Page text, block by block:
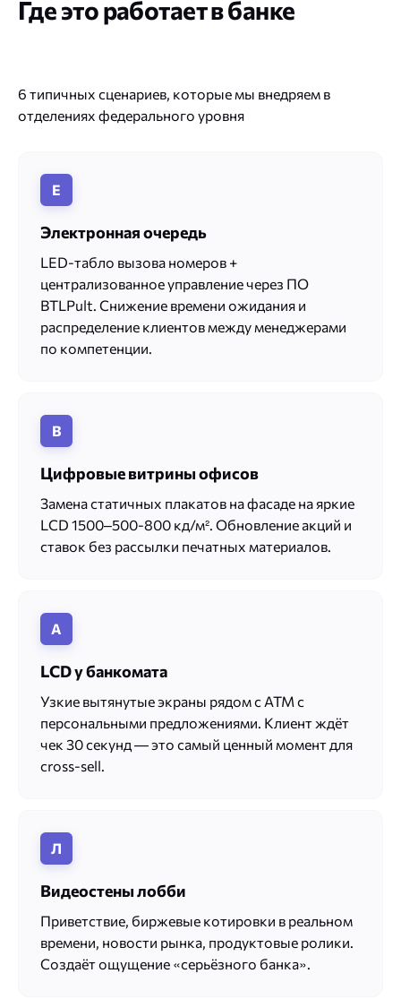
Где это работает в банке
6 типичных сценариев, которые мы внедряем в
отделениях федерального уровня
Е
Электронная очередь
LED-табло вызова номеров +
централизованное управление через ПО
BTLPult. Снижение времени ожидания и
распределение клиентов между менеджерами
по компетенции.
В
Цифровые витрины офисов
Замена статичных плакатов на фасаде на яркие
LCD 1500–500-800 кд/м². Обновление акций и
ставок без рассылки печатных материалов.
A
LCD у банкомата
Узкие вытянутые экраны рядом с ATM с
персональными предложениями. Клиент ждёт
чек 30 секунд — это самый ценный момент для
cross-sell.
Л
Видеостены лобби
Приветствие, биржевые котировки в реальном
времени, новости рынка, продуктовые ролики.
Создаёт ощущение «серьёзного банка».